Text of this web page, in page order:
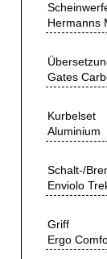
Hermanns
Gates
Kurbelset
Aluminium
Schalt-/
Enviolo
Griff
Ergo